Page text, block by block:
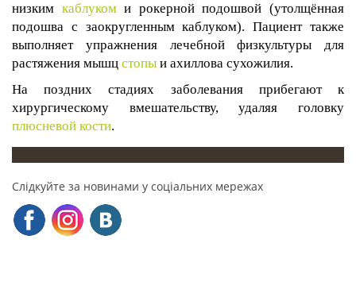
низким каблукоми рокерной подошвой (утолщённая
подошва с заокругленным каблуком). Пациент также
выполняет упражнения лечебной физкультуры для
растяжения мышц стопы и ахиллова сухожилия.
На поздних стадиях заболевания прибегают к
хирургическому вмешательству, удаляя головку
плюсневой кости.
Слідкуйте за новинами у соціальних мережах